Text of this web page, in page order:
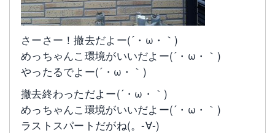
さーさー！撤去だよー(´・ω・｀)
めっちゃんこ環境がいいだよー(´・ω・｀)
やったるでよー(´・ω・｀)
撤去終わっただよー(´・ω・｀)
めっちゃんこ環境がいいだよー(´・ω・｀)
ラストスパートだがね(。-∀-)